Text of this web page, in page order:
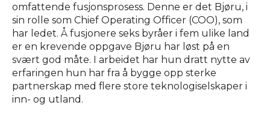
omfattende fusjonsprosess. Denne er det Bjøru, i
sin rolle som Chief Operating Officer (COO), som
har ledet. Å fusjonere seks byråer i fem ulike land
er en krevende oppgave Bjøru har løst på en
svært god måte. I arbeidet har hun dratt nytte av
erfaringen hun har fra å bygge opp sterke
partnerskap med flere store teknologiselskaper i
inn- og utland.